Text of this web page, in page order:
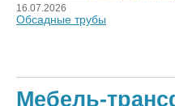
16.07.2026
Обсадные трубы
Мебель-